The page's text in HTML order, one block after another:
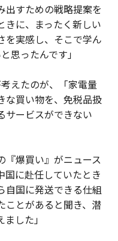
出すための戦略提案を
きに、まったく新しい
を実感し、そこで学ん
思ったんです」
えたのが、「家電量
な買い物を、免税品扱
サービスができない
『爆買い』がニュース
国に赴任していたとき
自国に発送できる仕組
ことがあると聞き、潜
した」